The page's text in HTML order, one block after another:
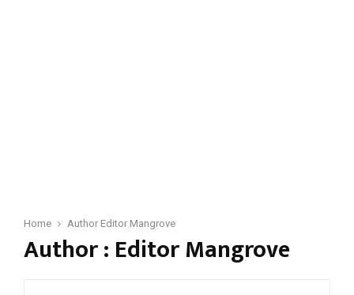
Home Author Editor Mangrove
Author : Editor Mangrove